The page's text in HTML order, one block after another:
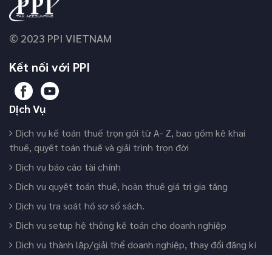
© 2023 PPI VIETNAM
Kết nối với PPI
Dịch Vụ
Dịch vụ kế toán thuế trọn gói từ A- Z, bao gồm kê khai
thuế, quyết toán thuế và giải trình trọn đời
Dịch vụ báo cáo tài chính
Dịch vụ quyết toán thuế, hoàn thuế giá trị gia tăng
Dịch vụ tra soát hồ sơ sổ sách.
Dịch vụ setup hệ thống kế toán cho doanh nghiệp
Dịch vụ thành lập/giải thể doanh nghiệp, thay đổi đăng kí